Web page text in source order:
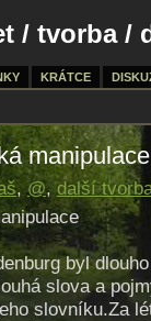
/ tvorba/
KRÁTCE
manipulace
,@,další
byl
slova a
slovníku.Za